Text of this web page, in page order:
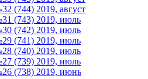
(744) 2019, август
(743) 2019, июль
(742) 2019, июль
(741) 2019, июль
(740) 2019, июль
(739) 2019, июль
(738) 2019, июнь